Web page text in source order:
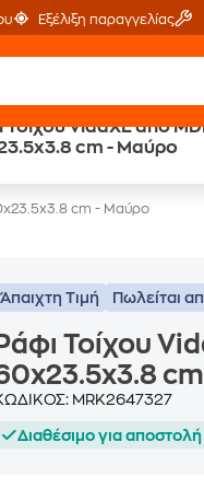
Εξέλιξη παραγγελίας
Τοίχου VidaXL από
cm - Μαύρο
cm - Μαύρο
Άπαιχτη Τιμή Πωλείται
Ράφι Τοίχου
MRK2647327
Διαθέσιμο για αποστολή